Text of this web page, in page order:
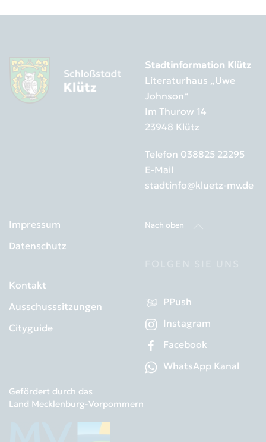
Stadtinformation Klütz
Literaturhaus „Uwe
Johnson“
Im Thurow 14
23948 Klütz
Telefon 038825 22295
E-Mail
stadtinfo@kluetz-mv.de
Impressum
Datenschutz
Kontakt
Ausschusssitzungen
Cityguide
Nach oben
PPush
Instagram
Facebook
WhatsApp Kanal
Gefördert durch das
Land Mecklenburg-Vorpommern